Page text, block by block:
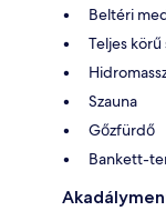
Beltéri
Teljes
Szauna
Gőzfürdő
Bankett-